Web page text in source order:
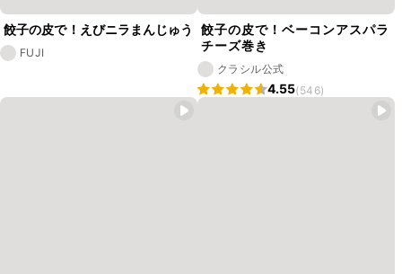
餃子の皮で！えびニラまんじゅう
FUJI
餃子の皮で！ベーコンアスパラ
チーズ巻き
クラシル公式
4.55(546)